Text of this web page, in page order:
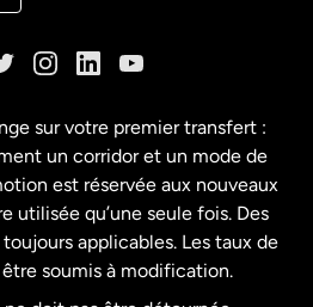
English
Español
sur votre premier transfert :
un corridor et un mode de
est réservée aux nouveaux
utilisée qu’une seule fois. Des
applicables. Les taux de
soumis à modification.